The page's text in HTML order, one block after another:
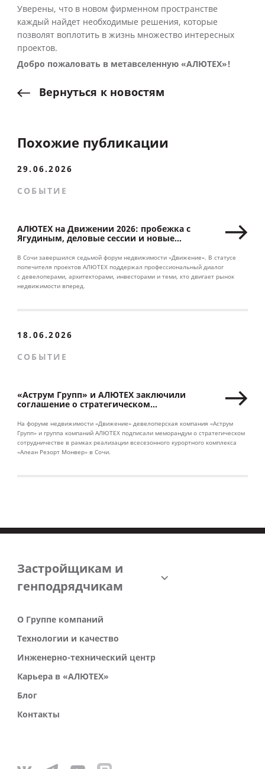
Уверены, что в новом фирменном пространстве
каждый найдет необходимые решения, которые
позволят воплотить в жизнь множество интересных
проектов.
Добро пожаловать в метавселенную «АЛЮТЕХ»!
Вернуться к новостям
Похожие публикации
29.06.2026
СОБЫТИЕ
АЛЮТЕХ на Движении 2026: пробежка с
Ягудиным, деловые сессии и новые
В Сочи завершился седьмой форум недвижимости «Движение». В статусе
попечителя проектов АЛЮТЕХ поддержал профессиональный диалог
с девелоперами, архитекторами, инвесторами и теми, кто двигает рынок
недвижимости вперед.
18.06.2026
СОБЫТИЕ
«Аструм Групп» и АЛЮТЕХ заключили
соглашение о стратегическом
На форуме недвижимости «Движение» девелоперская компания «Аструм
Групп» и группа компаний АЛЮТЕХ подписали меморандум о стратегическом
сотрудничестве в рамках реализации всесезонного курортного комплекса
«Алеан Резорт Монвер» в Сочи.
Застройщикам и
генподрядчикам
О Группе компаний
Технологии и качество
Инженерно-технический центр
Карьера в «АЛЮТЕХ»
Блог
Контакты